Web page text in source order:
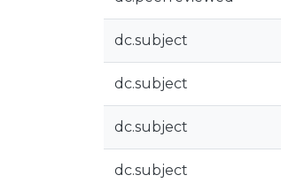
dc.subject
dc.subject
dc.subject
dc.subject